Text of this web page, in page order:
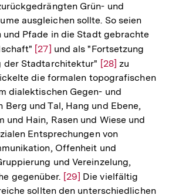
Grün- und
ausgleichen sollte. So seien
und Pfade in die Stadt gebrachte
Zur
Auflösung
der
Fußnote
[27] und als "Fortsetzung
der Stadtarchitektur" Zur
Auflösung
der
Fußnote
[28] zu
die formalen topografischen
dialektischen Gegen- und
Berg und Tal, Hang und Ebene,
und Hain, Rasen und Wiese und
Entsprechungen von
Offenheit und
und Vereinzelung,
gegenüber. Zur
Auflösung
[29] Die vielfältig
sollten den unterschiedlichen